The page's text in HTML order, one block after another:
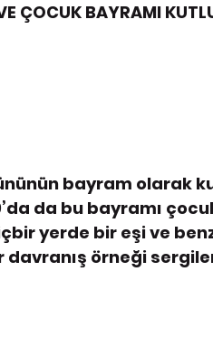
ÇOCUK BAYRAMI
bayram olarak
da bu bayramı
yerde bir eşi ve
davranış örneği